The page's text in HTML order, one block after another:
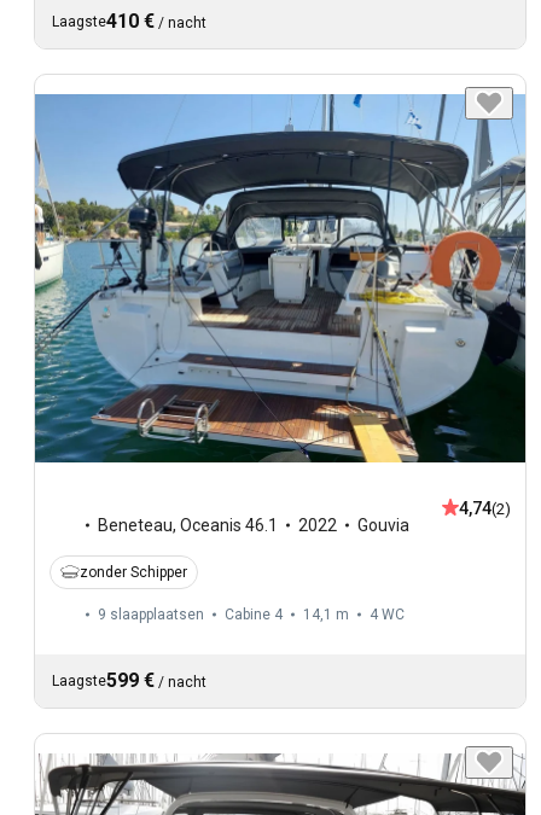
Laagste410 € / nacht
Beneteau, Oceanis 46.1 2022 Gouvia
4,74(2)
zonder Schipper
9 slaapplaatsen Cabine 4 14,1 m 4 WC
Laagste599 € / nacht